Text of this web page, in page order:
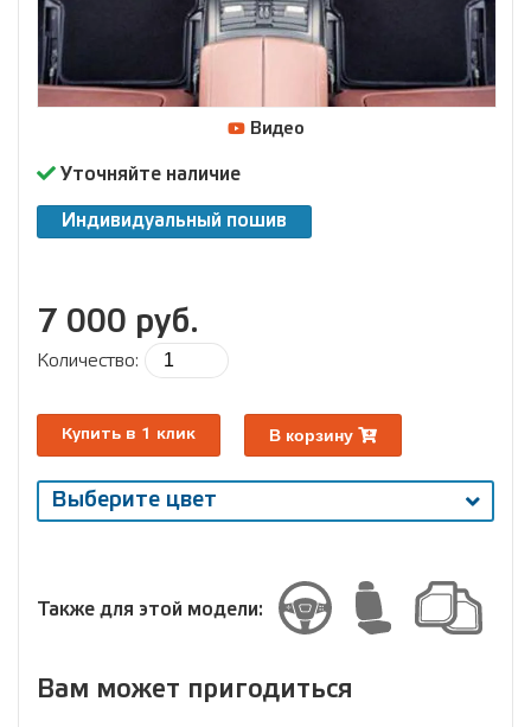
Уточняйте наличие
Индивидуальный пошив
7 000 руб.
Количество:
Купить в 1 клик В корзину
Видео
Выберите цвет
Выберите
Также для этой модели:
Вам может пригодиться